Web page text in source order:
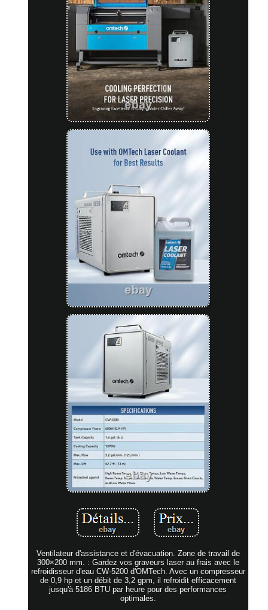
Ventilateur d'assistance et d'évacuation. Zone de travail de
300×200 mm. : Gardez vos graveurs laser au frais avec le
refroidisseur d'eau CW-5200 d'OMTech. Avec un compresseur
de 0,9 hp et un débit de 3,2 gpm, il refroidit efficacement
jusqu'à 5186 BTU par heure pour des performances
optimales.